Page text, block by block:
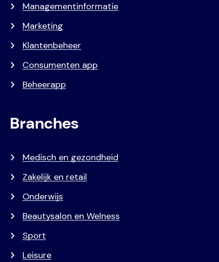
Managementinformatie
Marketing
Klantenbeheer
Consumenten app
Beheerapp
Branches
Medisch en gezondheid
Zakelijk en retail
Onderwijs
Beautysalon en Welness
Sport
Leisure